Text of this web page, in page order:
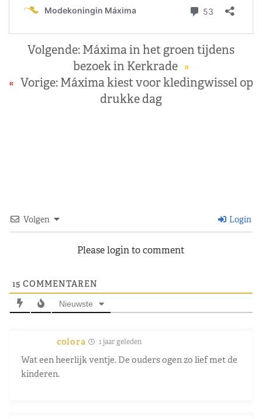
Volgende: Máxima in het groen tijdens
bezoek in Kerkrade »
« Vorige: Máxima kiest voor kledingwissel op
drukke dag
Volgen Login
Please login to comment
15 COMMENTAREN
Nieuwste
colora 1 jaar geleden
Wat een heerlijk ventje. De ouders ogen zo lief met de
kinderen.